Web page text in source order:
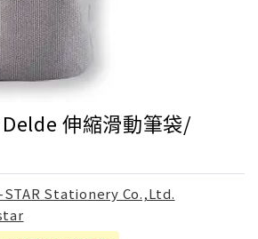
伸縮滑動筆袋/
STAR Stationery Co.,Ltd.